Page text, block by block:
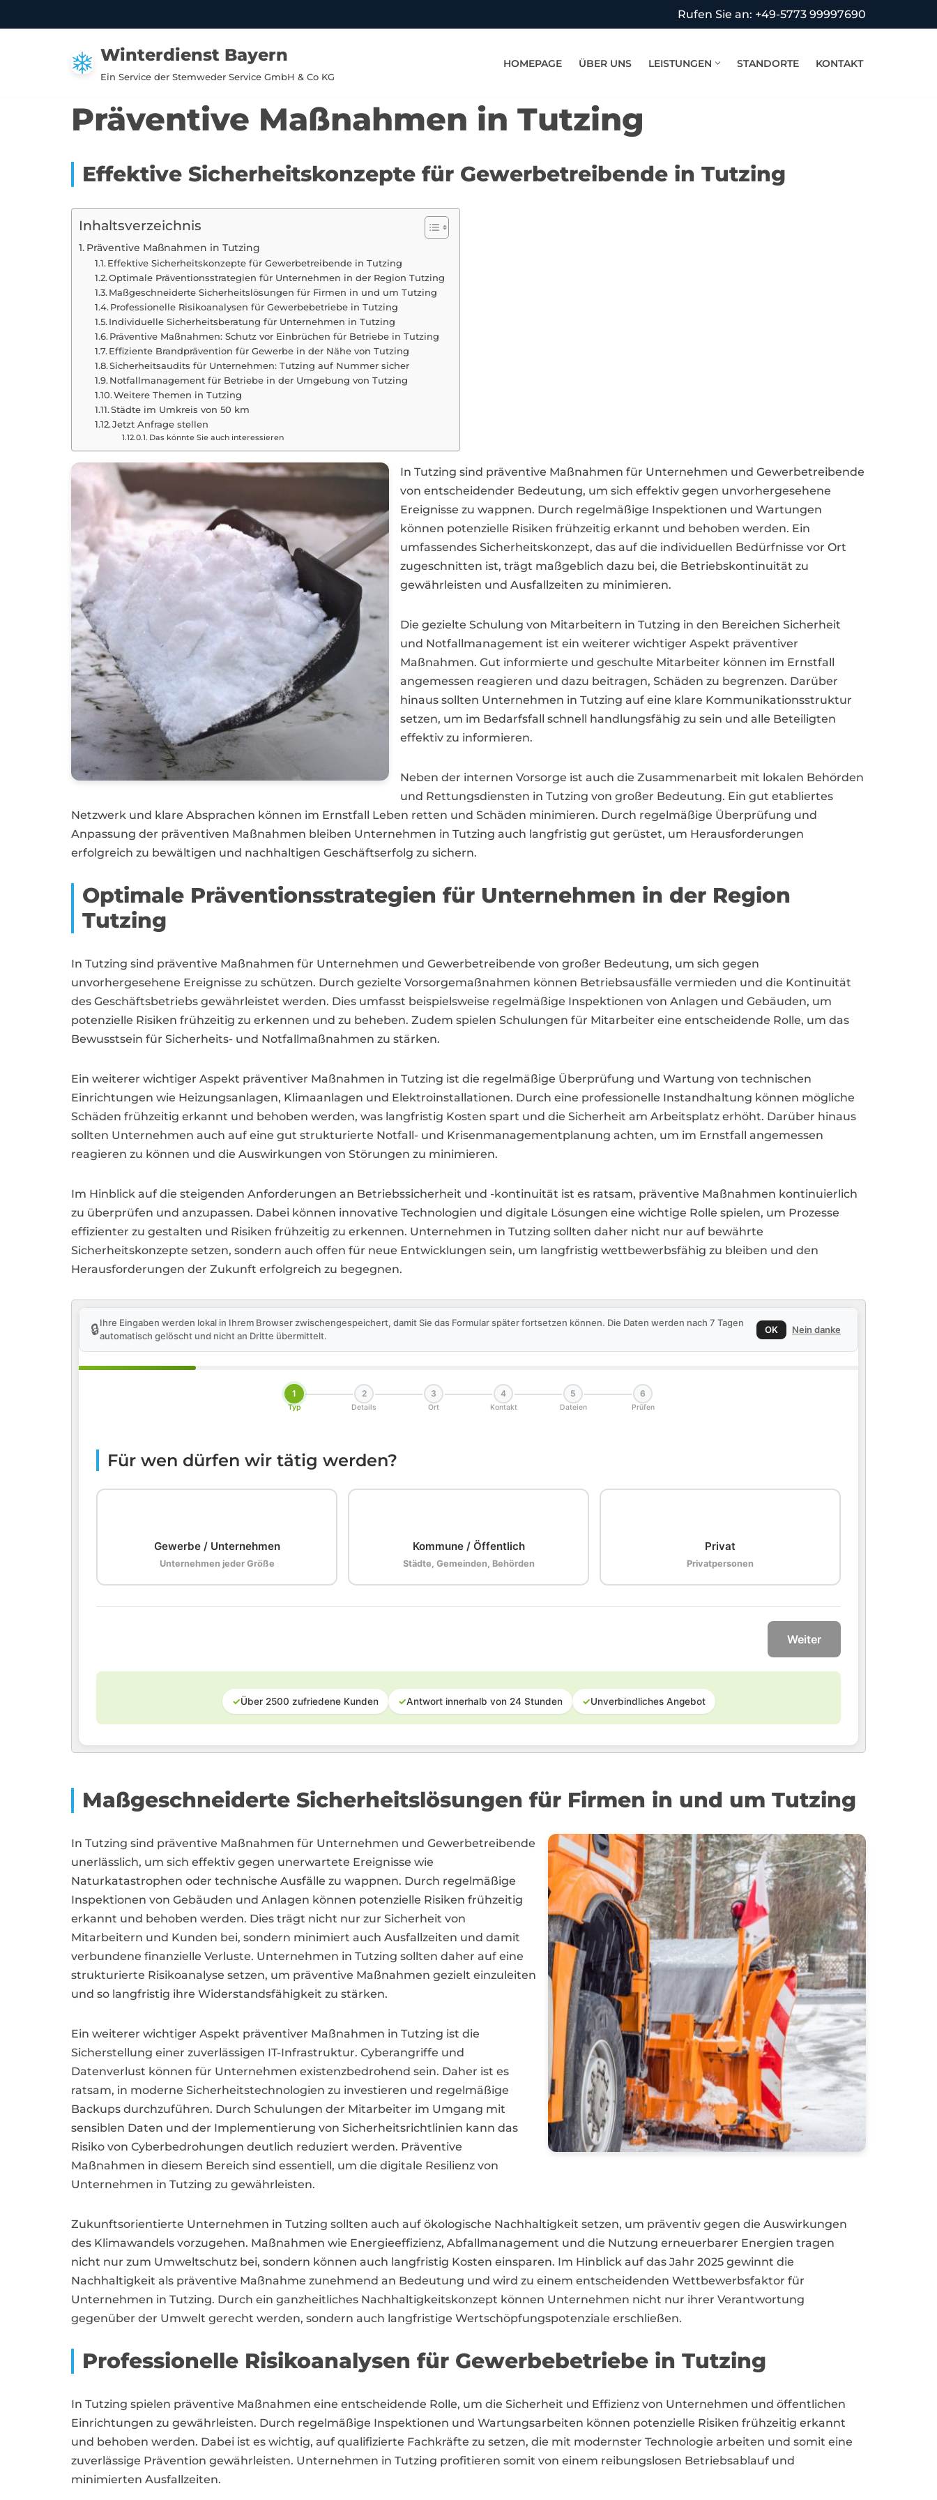
Rufen Sie an: +49-5773 99997690
Winterdienst Bayern
Ein Service der Stemweder Service GmbH & Co KG
HOMEPAGE ÜBER UNS LEISTUNGEN STANDORTE KONTAKT
Präventive Maßnahmen in Tutzing
Effektive Sicherheitskonzepte für Gewerbetreibende in Tutzing
Inhaltsverzeichnis
Präventive Maßnahmen in Tutzing
Effektive Sicherheitskonzepte für Gewerbetreibende in Tutzing
Optimale Präventionsstrategien für Unternehmen in der Region Tutzing
Maßgeschneiderte Sicherheitslösungen für Firmen in und um Tutzing
Professionelle Risikoanalysen für Gewerbebetriebe in Tutzing
Individuelle Sicherheitsberatung für Unternehmen in Tutzing
Präventive Maßnahmen: Schutz vor Einbrüchen für Betriebe in Tutzing
Effiziente Brandprävention für Gewerbe in der Nähe von Tutzing
Sicherheitsaudits für Unternehmen: Tutzing auf Nummer sicher
Notfallmanagement für Betriebe in der Umgebung von Tutzing
Weitere Themen in Tutzing
Städte im Umkreis von 50 km
Jetzt Anfrage stellen
Das könnte Sie auch interessieren
In Tutzing sind präventive Maßnahmen für Unternehmen und Gewerbetreibende
von entscheidender Bedeutung, um sich effektiv gegen unvorhergesehene
Ereignisse zu wappnen. Durch regelmäßige Inspektionen und Wartungen
können potenzielle Risiken frühzeitig erkannt und behoben werden. Ein
umfassendes Sicherheitskonzept, das auf die individuellen Bedürfnisse vor Ort
zugeschnitten ist, trägt maßgeblich dazu bei, die Betriebskontinuität zu
gewährleisten und Ausfallzeiten zu minimieren.
Die gezielte Schulung von Mitarbeitern in Tutzing in den Bereichen Sicherheit
und Notfallmanagement ist ein weiterer wichtiger Aspekt präventiver
Maßnahmen. Gut informierte und geschulte Mitarbeiter können im Ernstfall
angemessen reagieren und dazu beitragen, Schäden zu begrenzen. Darüber
hinaus sollten Unternehmen in Tutzing auf eine klare Kommunikationsstruktur
setzen, um im Bedarfsfall schnell handlungsfähig zu sein und alle Beteiligten
effektiv zu informieren.
Neben der internen Vorsorge ist auch die Zusammenarbeit mit lokalen Behörden
und Rettungsdiensten in Tutzing von großer Bedeutung. Ein gut etabliertes
Netzwerk und klare Absprachen können im Ernstfall Leben retten und Schäden minimieren. Durch regelmäßige Überprüfung und
Anpassung der präventiven Maßnahmen bleiben Unternehmen in Tutzing auch langfristig gut gerüstet, um Herausforderungen
erfolgreich zu bewältigen und nachhaltigen Geschäftserfolg zu sichern.
Optimale Präventionsstrategien für Unternehmen in der Region
Tutzing
In Tutzing sind präventive Maßnahmen für Unternehmen und Gewerbetreibende von großer Bedeutung, um sich gegen
unvorhergesehene Ereignisse zu schützen. Durch gezielte Vorsorgemaßnahmen können Betriebsausfälle vermieden und die Kontinuität
des Geschäftsbetriebs gewährleistet werden. Dies umfasst beispielsweise regelmäßige Inspektionen von Anlagen und Gebäuden, um
potenzielle Risiken frühzeitig zu erkennen und zu beheben. Zudem spielen Schulungen für Mitarbeiter eine entscheidende Rolle, um das
Bewusstsein für Sicherheits- und Notfallmaßnahmen zu stärken.
Ein weiterer wichtiger Aspekt präventiver Maßnahmen in Tutzing ist die regelmäßige Überprüfung und Wartung von technischen
Einrichtungen wie Heizungsanlagen, Klimaanlagen und Elektroinstallationen. Durch eine professionelle Instandhaltung können mögliche
Schäden frühzeitig erkannt und behoben werden, was langfristig Kosten spart und die Sicherheit am Arbeitsplatz erhöht. Darüber hinaus
sollten Unternehmen auch auf eine gut strukturierte Notfall- und Krisenmanagementplanung achten, um im Ernstfall angemessen
reagieren zu können und die Auswirkungen von Störungen zu minimieren.
Im Hinblick auf die steigenden Anforderungen an Betriebssicherheit und -kontinuität ist es ratsam, präventive Maßnahmen kontinuierlich
zu überprüfen und anzupassen. Dabei können innovative Technologien und digitale Lösungen eine wichtige Rolle spielen, um Prozesse
effizienter zu gestalten und Risiken frühzeitig zu erkennen. Unternehmen in Tutzing sollten daher nicht nur auf bewährte
Sicherheitskonzepte setzen, sondern auch offen für neue Entwicklungen sein, um langfristig wettbewerbsfähig zu bleiben und den
Herausforderungen der Zukunft erfolgreich zu begegnen.
🔒Ihre Eingaben werden lokal in Ihrem Browser zwischengespeichert, damit Sie das Formular später fortsetzen können. Die Daten werden nach 7 Tagen
automatisch gelöscht und nicht an Dritte übermittelt.
OK Nein danke
1
Typ
2
Details
3
Ort
4
Kontakt
5
Dateien
6
Prüfen
Für wen dürfen wir tätig werden?
Gewerbe / Unternehmen
Unternehmen jeder Größe
Kommune / Öffentlich
Städte, Gemeinden, Behörden
Privat
Privatpersonen
Weiter
✓Über 2500 zufriedene Kunden ✓Antwort innerhalb von 24 Stunden ✓Unverbindliches Angebot
Maßgeschneiderte Sicherheitslösungen für Firmen in und um Tutzing
In Tutzing sind präventive Maßnahmen für Unternehmen und Gewerbetreibende
unerlässlich, um sich effektiv gegen unerwartete Ereignisse wie
Naturkatastrophen oder technische Ausfälle zu wappnen. Durch regelmäßige
Inspektionen von Gebäuden und Anlagen können potenzielle Risiken frühzeitig
erkannt und behoben werden. Dies trägt nicht nur zur Sicherheit von
Mitarbeitern und Kunden bei, sondern minimiert auch Ausfallzeiten und damit
verbundene finanzielle Verluste. Unternehmen in Tutzing sollten daher auf eine
strukturierte Risikoanalyse setzen, um präventive Maßnahmen gezielt einzuleiten
und so langfristig ihre Widerstandsfähigkeit zu stärken.
Ein weiterer wichtiger Aspekt präventiver Maßnahmen in Tutzing ist die
Sicherstellung einer zuverlässigen IT-Infrastruktur. Cyberangriffe und
Datenverlust können für Unternehmen existenzbedrohend sein. Daher ist es
ratsam, in moderne Sicherheitstechnologien zu investieren und regelmäßige
Backups durchzuführen. Durch Schulungen der Mitarbeiter im Umgang mit
sensiblen Daten und der Implementierung von Sicherheitsrichtlinien kann das
Risiko von Cyberbedrohungen deutlich reduziert werden. Präventive
Maßnahmen in diesem Bereich sind essentiell, um die digitale Resilienz von
Unternehmen in Tutzing zu gewährleisten.
Zukunftsorientierte Unternehmen in Tutzing sollten auch auf ökologische Nachhaltigkeit setzen, um präventiv gegen die Auswirkungen
des Klimawandels vorzugehen. Maßnahmen wie Energieeffizienz, Abfallmanagement und die Nutzung erneuerbarer Energien tragen
nicht nur zum Umweltschutz bei, sondern können auch langfristig Kosten einsparen. Im Hinblick auf das Jahr 2025 gewinnt die
Nachhaltigkeit als präventive Maßnahme zunehmend an Bedeutung und wird zu einem entscheidenden Wettbewerbsfaktor für
Unternehmen in Tutzing. Durch ein ganzheitliches Nachhaltigkeitskonzept können Unternehmen nicht nur ihrer Verantwortung
gegenüber der Umwelt gerecht werden, sondern auch langfristige Wertschöpfungspotenziale erschließen.
Professionelle Risikoanalysen für Gewerbebetriebe in Tutzing
In Tutzing spielen präventive Maßnahmen eine entscheidende Rolle, um die Sicherheit und Effizienz von Unternehmen und öffentlichen
Einrichtungen zu gewährleisten. Durch regelmäßige Inspektionen und Wartungsarbeiten können potenzielle Risiken frühzeitig erkannt
und behoben werden. Dabei ist es wichtig, auf qualifizierte Fachkräfte zu setzen, die mit modernster Technologie arbeiten und somit eine
zuverlässige Prävention gewährleisten. Unternehmen in Tutzing profitieren somit von einem reibungslosen Betriebsablauf und
minimierten Ausfallzeiten.